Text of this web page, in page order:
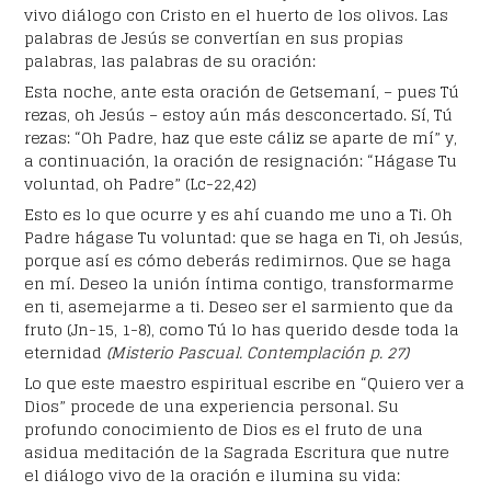
vivo diálogo con Cristo en el huerto de los olivos. Las
palabras de Jesús se convertían en sus propias
palabras, las palabras de su oración:
Esta noche, ante esta oración de Getsemaní, – pues Tú
rezas, oh Jesús – estoy aún más desconcertado. Sí, Tú
rezas: “Oh Padre, haz que este cáliz se aparte de mí” y,
a continuación, la oración de resignación: “Hágase Tu
voluntad, oh Padre” (Lc-22,42)
Esto es lo que ocurre y es ahí cuando me uno a Ti. Oh
Padre hágase Tu voluntad: que se haga en Ti, oh Jesús,
porque así es cómo deberás redimirnos. Que se haga
en mí. Deseo la unión íntima contigo, transformarme
en ti, asemejarme a ti. Deseo ser el sarmiento que da
fruto (Jn-15, 1-8), como Tú lo has querido desde toda la
eternidad (Misterio Pascual. Contemplación p. 27)
Lo que este maestro espiritual escribe en “Quiero ver a
Dios” procede de una experiencia personal. Su
profundo conocimiento de Dios es el fruto de una
asidua meditación de la Sagrada Escritura que nutre
el diálogo vivo de la oración e ilumina su vida: